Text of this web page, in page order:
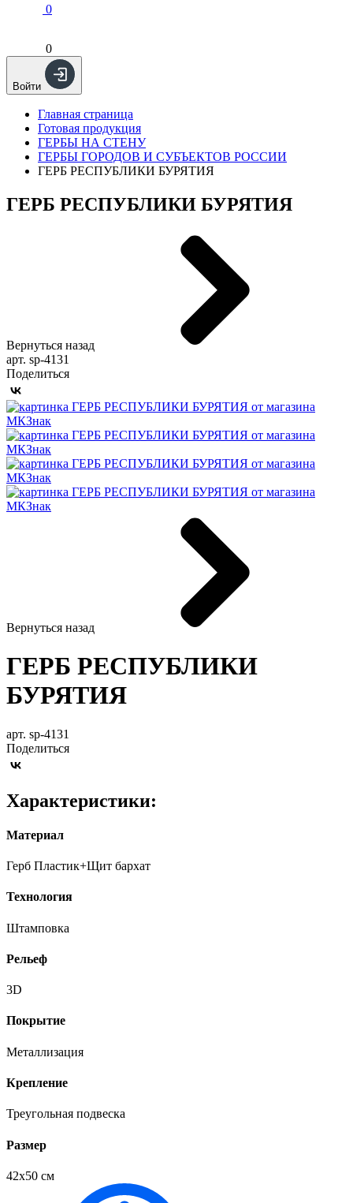
0
0
Войти
Главная страница
Готовая продукция
ГЕРБЫ НА СТЕНУ
ГЕРБЫ ГОРОДОВ И СУБЪЕКТОВ РОССИИ
ГЕРБ РЕСПУБЛИКИ БУРЯТИЯ
ГЕРБ РЕСПУБЛИКИ БУРЯТИЯ
Вернуться назад
арт. sp-4131
Поделиться
Вернуться назад
ГЕРБ РЕСПУБЛИКИ
БУРЯТИЯ
арт. sp-4131
Поделиться
Характеристики:
Материал
Герб Пластик+Щит бархат
Технология
Штамповка
Рельеф
3D
Покрытие
Металлизация
Крепление
Треугольная подвеска
Размер
42х50 см